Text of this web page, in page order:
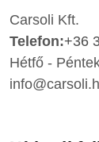
Carsoli Kft.
Telefon:+36
Hétfő -